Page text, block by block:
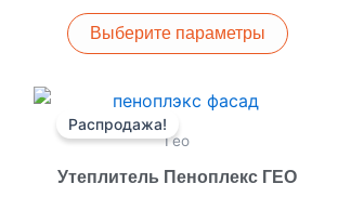
Выберите параметры
Распродажа!
Гео
Утеплитель Пеноплекс ГЕО
Диапазон
цен:
3250 ₽
Этот
товар
несколько